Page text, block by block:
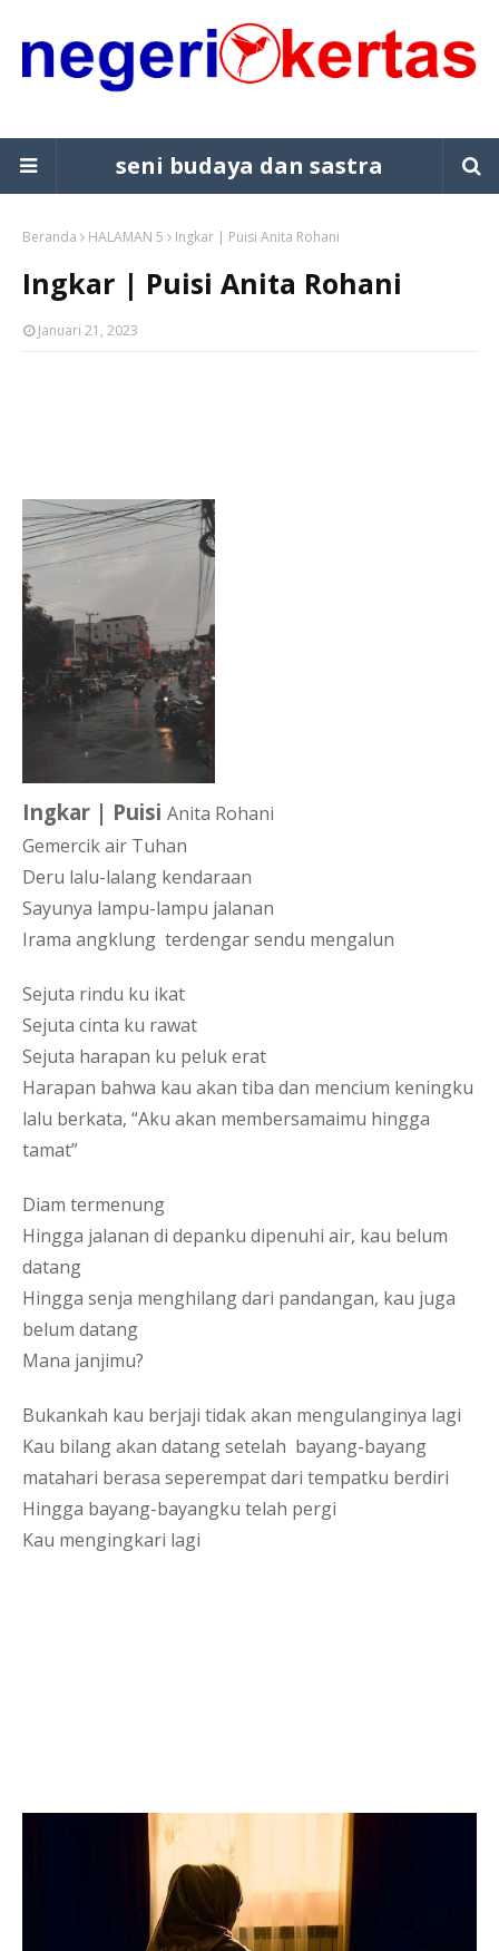
seni budaya dan sastra
Beranda HALAMAN 5 Ingkar | Puisi Anita Rohani
Ingkar | Puisi Anita Rohani
Januari 21, 2023
Ingkar | Puisi Anita Rohani
Gemercik air Tuhan
Deru lalu-lalang kendaraan
Sayunya lampu-lampu jalanan
Irama angklung  terdengar sendu mengalun
Sejuta rindu ku ikat
Sejuta cinta ku rawat
Sejuta harapan ku peluk erat
Harapan bahwa kau akan tiba dan mencium keningku
lalu berkata, “Aku akan membersamaimu hingga
tamat”
Diam termenung
Hingga jalanan di depanku dipenuhi air, kau belum
datang
Hingga senja menghilang dari pandangan, kau juga
belum datang
Mana janjimu?
Bukankah kau berjaji tidak akan mengulanginya lagi
Kau bilang akan datang setelah  bayang-bayang
matahari berasa seperempat dari tempatku berdiri
Hingga bayang-bayangku telah pergi
Kau mengingkari lagi